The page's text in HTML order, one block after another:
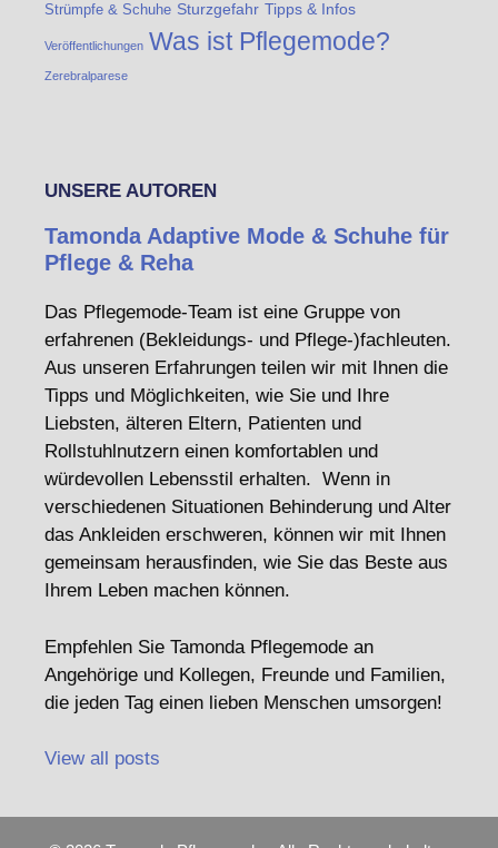
Strümpfe & Schuhe Sturzgefahr Tipps & Infos
Veröffentlichungen Was ist Pflegemode?
Zerebralparese
UNSERE AUTOREN
Tamonda Adaptive Mode & Schuhe für
Pflege & Reha
Das Pflegemode-Team ist eine Gruppe von
erfahrenen (Bekleidungs- und Pflege-)fachleuten.
Aus unseren Erfahrungen teilen wir mit Ihnen die
Tipps und Möglichkeiten, wie Sie und Ihre
Liebsten, älteren Eltern, Patienten und
Rollstuhlnutzern einen komfortablen und
würdevollen Lebensstil erhalten. Wenn in
verschiedenen Situationen Behinderung und Alter
das Ankleiden erschweren, können wir mit Ihnen
gemeinsam herausfinden, wie Sie das Beste aus
Ihrem Leben machen können.
Empfehlen Sie Tamonda Pflegemode an
Angehörige und Kollegen, Freunde und Familien,
die jeden Tag einen lieben Menschen umsorgen!
View all posts